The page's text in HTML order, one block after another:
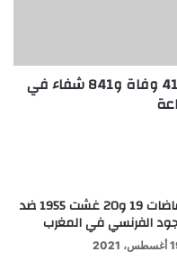
(كوفيد-19) .. 1565 إصابة جديدة، 41 وفاة و841 شفاء في
انتفاضات 19 و20 غشت 1955 ضد
الفرنسي في المغرب
2021